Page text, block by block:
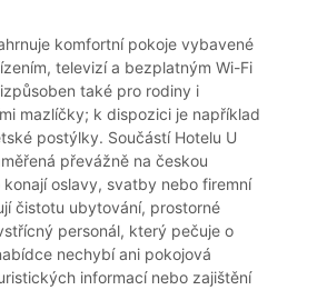
komfortní pokoje vybavené
televizí a bezplatným Wi-Fi
také pro rodiny i
mazlíčky; k dispozici je například
postýlky. Součástí Hotelu U
převážně na českou
oslavy, svatby nebo firemní
čistotu ubytování, prostorné
personál, který pečuje o
nechybí ani pokojová
informací nebo zajištění